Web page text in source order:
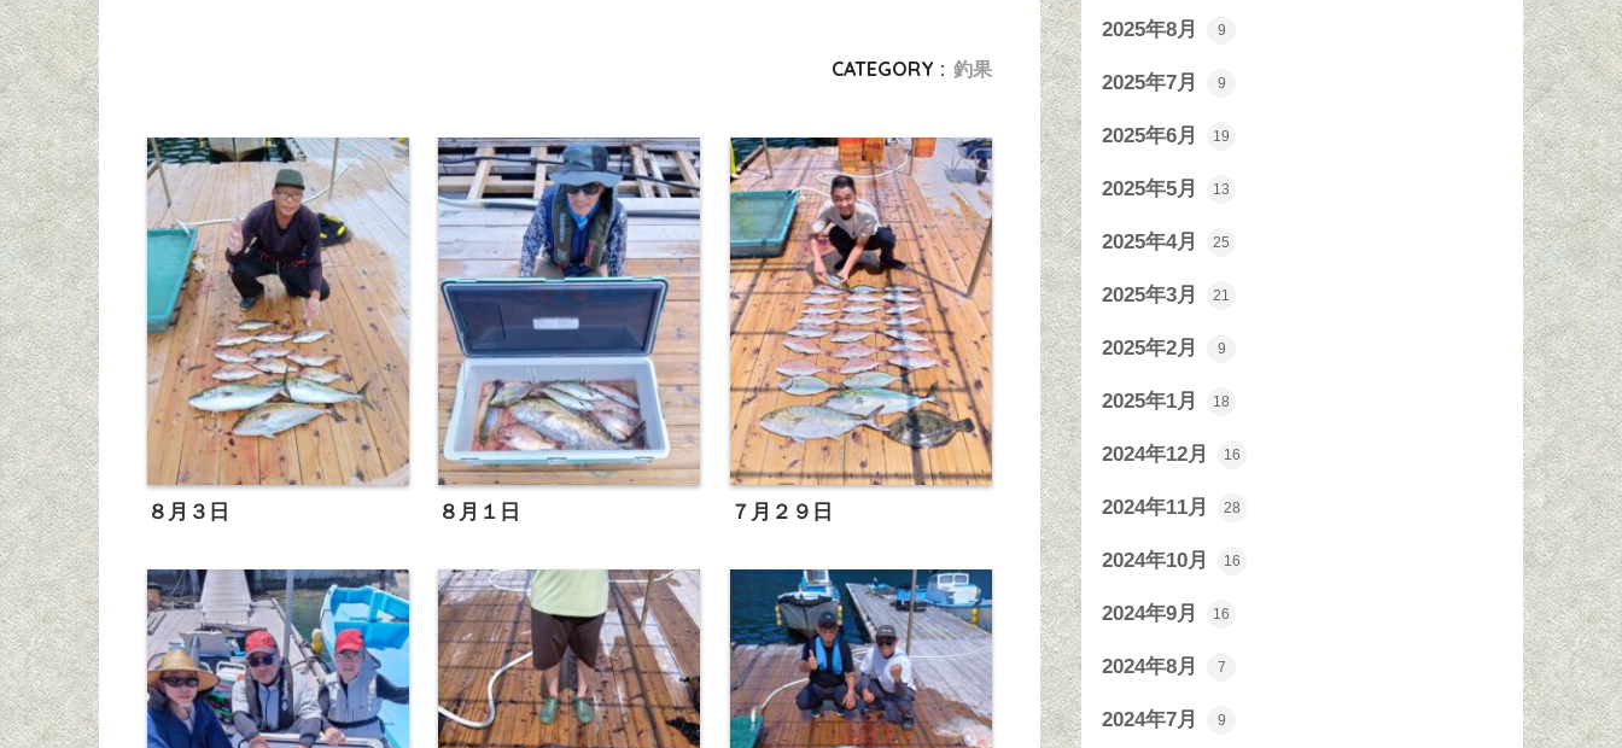
CATEGORY : 釣果
８月３日 ８月１日 ７月２９日
2025年8月 9
2025年7月 9
2025年6月 19
2025年5月 13
2025年4月 25
2025年3月 21
2025年2月 9
2025年1月 18
2024年12月 16
2024年11月 28
2024年10月 16
2024年9月 16
2024年8月 7
2024年7月 9